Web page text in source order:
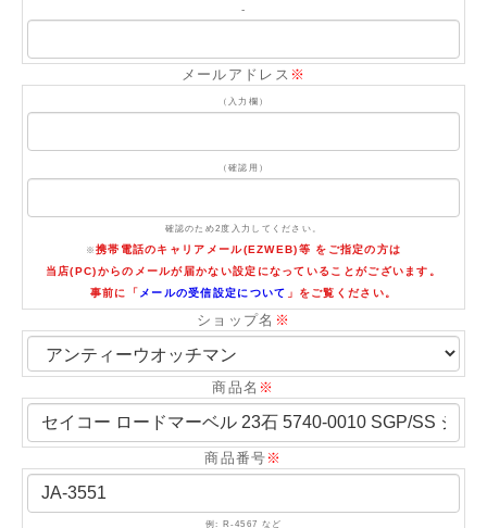
-
メールアドレス ※
（入力欄）
（確認用）
確認のため2度入力してください。
※ 携帯電話のキャリアメール(EZWEB)等 をご指定の方は
当店(PC)からのメールが届かない設定になっていることがございます。
事前に「 メールの受信設定について 」をご覧ください。
ショップ名 ※
商品名 ※
商品番号 ※
例: R-4567 など